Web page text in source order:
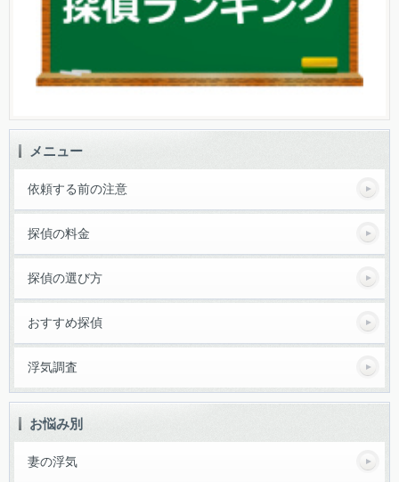
メニュー
依頼する前の注意
探偵の料金
探偵の選び方
おすすめ探偵
浮気調査
お悩み別
妻の浮気